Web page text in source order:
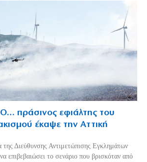
πράσινος εφιάλτης του
έκαψε την Αττική
Διεύθυνσης Αντιμετώπισης Εγκλημάτων
επιβεβαιώσει το σενάριο που βρισκόταν από